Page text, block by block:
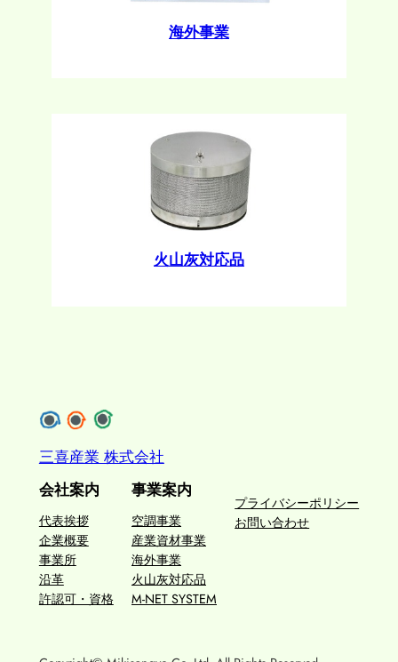
海外事業
火山灰対応品
三喜産業 株式会社
会社案内
代表挨拶
企業概要
事業所
沿革
許認可・資格
事業案内
空調事業
産業資材事業
海外事業
火山灰対応品
M-NET SYSTEM
プライバシーポリシー
お問い合わせ